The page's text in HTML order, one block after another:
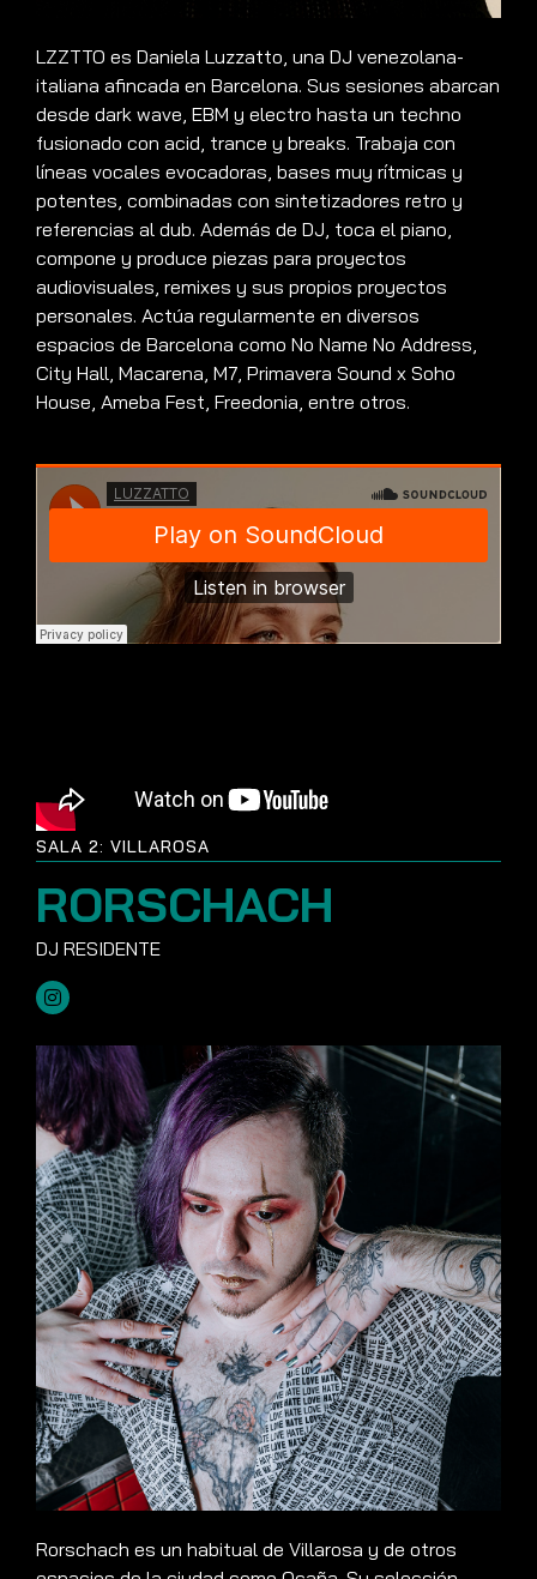
LZZTTO es Daniela Luzzatto, una DJ venezolana-
italiana afincada en Barcelona. Sus sesiones abarcan
desde dark wave, EBM y electro hasta un techno
fusionado con acid, trance y breaks. Trabaja con
líneas vocales evocadoras, bases muy rítmicas y
potentes, combinadas con sintetizadores retro y
referencias al dub. Además de DJ, toca el piano,
compone y produce piezas para proyectos
audiovisuales, remixes y sus propios proyectos
personales. Actúa regularmente en diversos
espacios de Barcelona como No Name No Address,
City Hall, Macarena, M7, Primavera Sound x Soho
House, Ameba Fest, Freedonia, entre otros.
SALA 2: VILLAROSA
RORSCHACH
Rorschach es un habitual de Villarosa y de otros